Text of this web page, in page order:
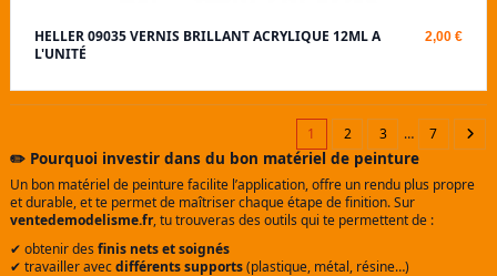
HELLER 09035 VERNIS BRILLANT ACRYLIQUE 12ML A
L'UNITÉ
2,00 €
1 2 3 … 7
✏️ Pourquoi investir dans du bon matériel de peinture
Un bon matériel de peinture facilite l’application, offre un rendu plus propre
et durable, et te permet de maîtriser chaque étape de finition. Sur
ventedemodelisme.fr, tu trouveras des outils qui te permettent de :
✔ obtenir desfinis nets et soignés
✔ travailler avecdifférents supports(plastique, métal, résine…)